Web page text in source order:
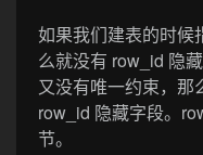
如果我们建表的时候
么就没有 row_id 隐
又没有唯一约束，那
row_id 隐藏字段。
节。